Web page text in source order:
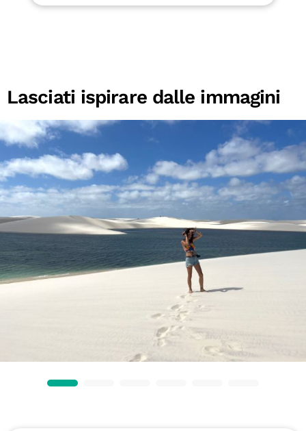
Lasciati ispirare dalle immagini